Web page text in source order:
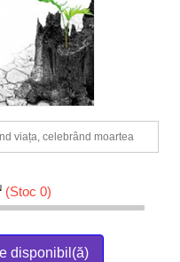
viața, celebrând moartea
(Stoc 0)
disponibil(ă)